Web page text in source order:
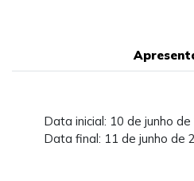
Data inicial: 10 de junho
Data final: 11 de junho de